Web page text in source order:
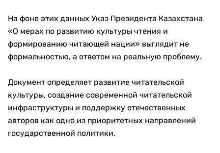
На фоне этих данных Указ Президента Казахстана
«О мерах по развитию культуры чтения и
формированию читающей нации» выглядит не
формальностью, а ответом на реальную проблему.
Документ определяет развитие читательской
культуры, создание современной читательской
инфраструктуры и поддержку отечественных
авторов как одно из приоритетных направлений
государственной политики.